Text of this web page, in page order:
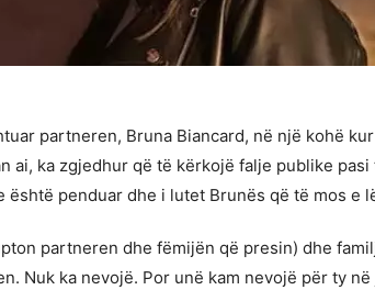
partneren, Bruna Biancard, në një kohë
ai, ka zgjedhur që të kërkojë falje publike
është penduar dhe i lutet Brunës që të mos e
partneren dhe fëmijën që presin) dhe
Nuk ka nevojë. Por unë kam nevojë për ty